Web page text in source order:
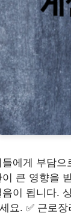
에게 부담
큰 영향을
이 됩니다.
요. ✅ 근로